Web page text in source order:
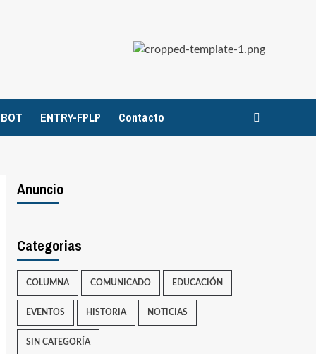
ENTRY-FPLP Contacto
Anuncio
Categorias
COLUMNA COMUNICADO EDUCACIÓN
EVENTOS HISTORIA NOTICIAS
SIN CATEGORÍA